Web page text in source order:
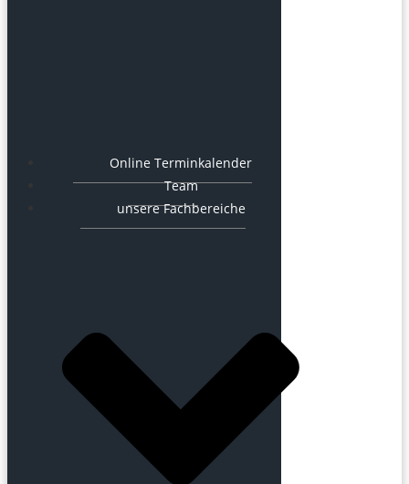
Online Terminkalender
Team
unsere Fachbereiche